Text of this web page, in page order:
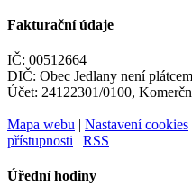
Fakturační údaje
IČ: 00512664
DIČ: Obec Jedlany není
Účet: 24122301/0100,
Mapa webu | Nastavení cookies
přístupnosti | RSS
Úřední hodiny